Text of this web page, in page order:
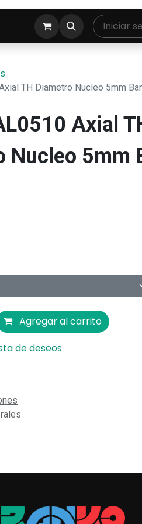
Contáctenos Iniciar
TH Diametro Nucleo 5mm
Axial
Nucleo 5mm
Agregar al carrito
de deseos